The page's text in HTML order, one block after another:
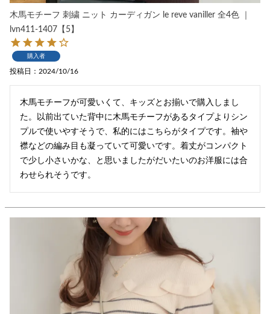
木馬モチーフ 刺繍 ニット カーディガン le reve vaniller 全4色 ｜
lvn411-1407【5】
購入者
投稿日 2024/10/16
木馬モチーフが可愛いくて、キッズとお揃いで購入しまし
た。以前出ていた背中に木馬モチーフがあるタイプよりシン
プルで使いやすそうで、私的にはこちらがタイプです。袖や
襟などの編み目も凝っていて可愛いです。着丈がコンパクト
で少し小さいかな、と思いましたがだいたいのお洋服には合
わせられそうです。